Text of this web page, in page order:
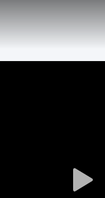
Play